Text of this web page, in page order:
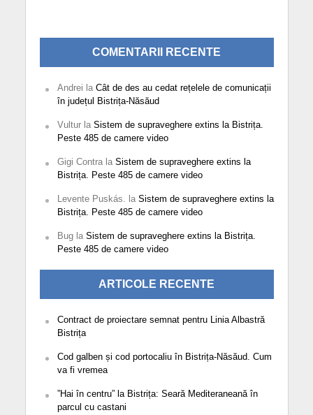
COMENTARII RECENTE
Andrei la Cât de des au cedat rețelele de comunicații
în județul Bistrița-Năsăud
Vulturla Sistem de supraveghere extins la Bistrița.
Peste 485 de camere video
Gigi Contrala Sistem de supraveghere extins la
Bistrița. Peste 485 de camere video
Levente Puskás. la Sistem de supraveghere extins la
Bistrița. Peste 485 de camere video
Bugla Sistem de supraveghere extins la Bistrița.
Peste 485 de camere video
ARTICOLE RECENTE
Contract de proiectare semnat pentru Linia Albastră
Bistrița
Cod galben și cod portocaliu în Bistrița-Năsăud. Cum
va fi vremea
”Hai în centru” la Bistrița: Seară Mediteraneană în
parcul cu castani